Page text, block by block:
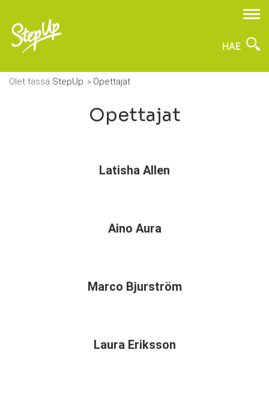
HAE
Olet tässä:StepUp Opettajat
Opettajat
Latisha Allen
Aino Aura
Marco Bjurström
Laura Eriksson